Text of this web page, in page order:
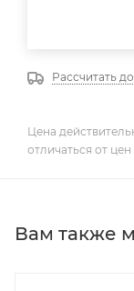
Рассчитать
Цена
отличаться от
Вам также